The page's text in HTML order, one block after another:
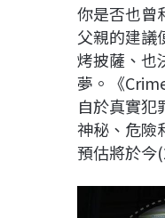
你是否也曾
父親的建議
烤披薩、也
夢。《
自於真實
神秘、危險
預估將於今